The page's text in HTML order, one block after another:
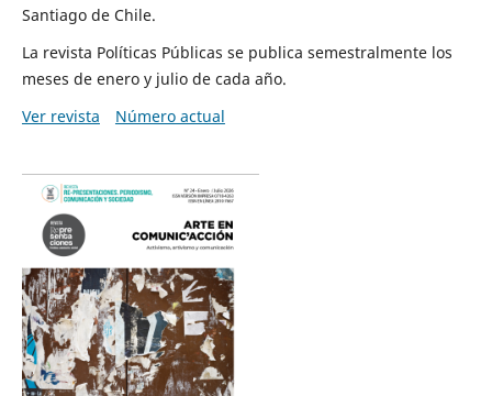
Santiago de Chile.
La revista Políticas Públicas se publica semestralmente los
meses de enero y julio de cada año.
Ver revista
Número actual